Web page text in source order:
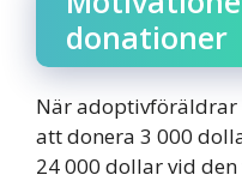
donationer
När adoptivföräldrar
att donera 3 000
24 000 dollar vid